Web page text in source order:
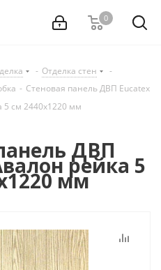
0
- Отделка стен
-
- Стеновая панель ДВП Eucatex
5 см 2440х1220 мм
ДВП
рейка 5
мм